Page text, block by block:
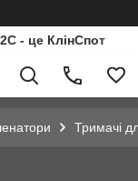
- це КлінСпот
Тримачі